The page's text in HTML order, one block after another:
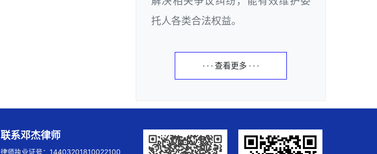
托人各类合法权益。
· · · 查看更多 · · ·
联系邓杰律师
律师执业证号：14403201810022100